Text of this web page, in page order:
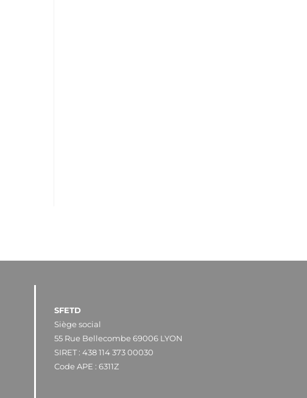
SFETD
Siège social
55 Rue Bellecombe 69006 LYON
SIRET : 438 114 373 00030
Code APE : 6311Z